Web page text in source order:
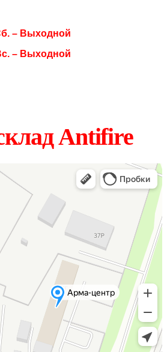
– Выходной
– Выходной
Antifire